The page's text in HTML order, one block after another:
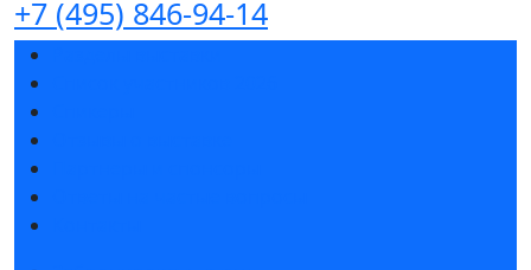
+7 (495) 846-94-14